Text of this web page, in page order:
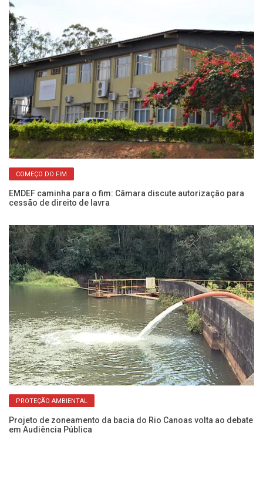
COMEÇO DO FIM
EMDEF caminha para o fim: Câmara discute autorização para
cessão de direito de lavra
PROTEÇÃO AMBIENTAL
Projeto de zoneamento da bacia do Rio Canoas volta ao debate
em Audiência Pública